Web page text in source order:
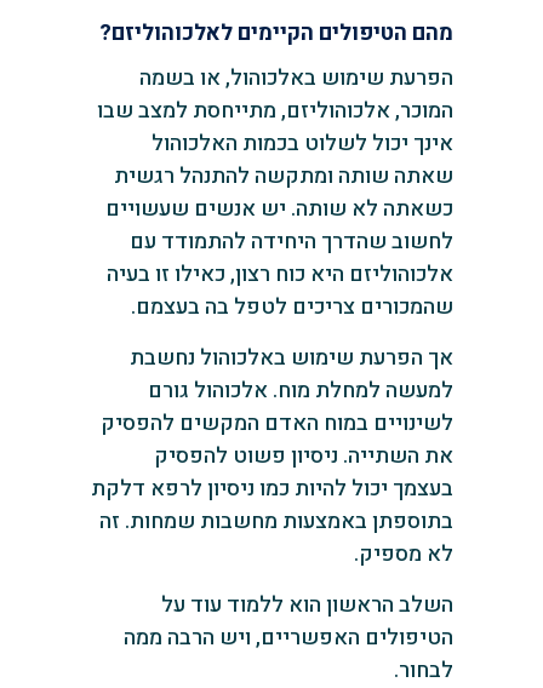
מהם הטיפולים הקיימים לאלכוהוליזם?
הפרעת שימוש באלכוהול, או בשמה
המוכר, אלכוהוליזם, מתייחסת למצב שבו
אינך יכול לשלוט בכמות האלכוהול
שאתה שותה ומתקשה להתנהל רגשית
כשאתה לא שותה. יש אנשים שעשויים
לחשוב שהדרך היחידה להתמודד עם
אלכוהוליזם היא כוח רצון, כאילו זו בעיה
שהמכורים צריכים לטפל בה בעצמם.
אך הפרעת שימוש באלכוהול נחשבת
למעשה למחלת מוח. אלכוהול גורם
לשינויים במוח האדם המקשים להפסיק
את השתייה. ניסיון פשוט להפסיק
בעצמך יכול להיות כמו ניסיון לרפא דלקת
בתוספתן באמצעות מחשבות שמחות. זה
לא מספיק.
השלב הראשון הוא ללמוד עוד על
הטיפולים האפשריים, ויש הרבה ממה
לבחור.